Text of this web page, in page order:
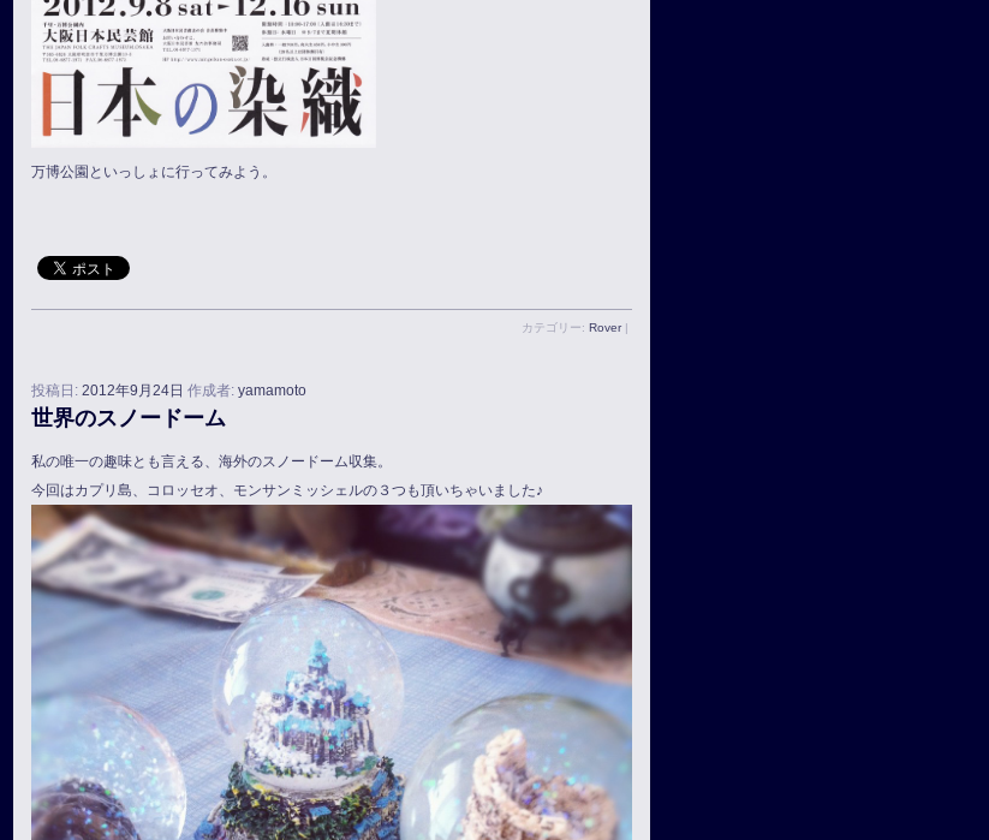
万博公園といっしょに行ってみよう。
カテゴリー: Rover |
投稿日: 2012年9月24日 作成者: yamamoto
世界のスノードーム
私の唯一の趣味とも言える、海外のスノードーム収集。
今回はカプリ島、コロッセオ、モンサンミッシェルの３つも頂いちゃいました♪